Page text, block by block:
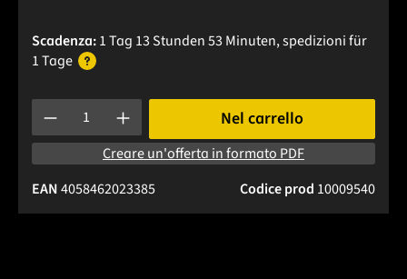
Scadenza:1 Tag 13 Stunden 53 Minuten, spedizionifür
1 Tage
Quantità del prodotto: inserisci la quantità desiderata o
Nel carrello
Creare un'offerta in formato PDF
Codice prod 10009540
EAN4058462023385